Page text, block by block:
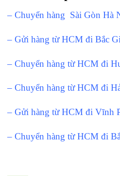
– Chuyển hàng Sài Gòn Hà
– Gửi hàng từ HCM đi Bắc
– Chuyển hàng từ HCM đi
– Chuyển hàng từ HCM đi
– Gửi hàng từ HCM đi Vĩnh
– Chuyển hàng từ HCM đi